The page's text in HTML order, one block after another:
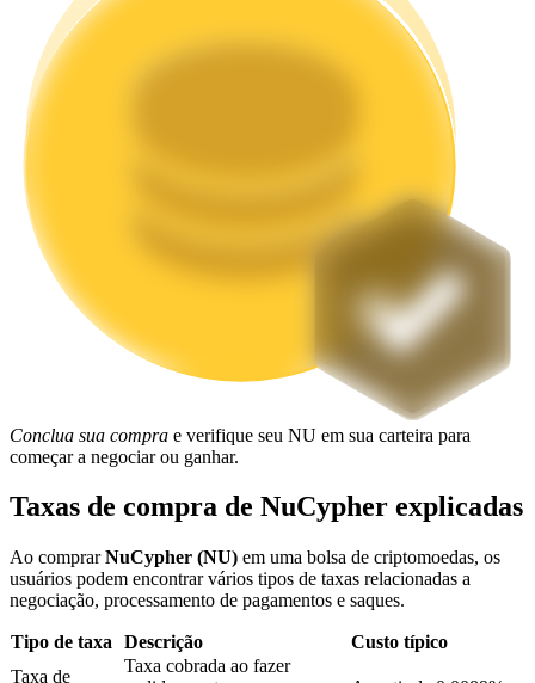
Estacamento
Launchpool
Staking flexível para ganhar tokens populares.
Bloqueios de BTR
Investimentos exclusivos para titulares de BTR
Conclua sua compra e verifique seu NU em sua carteira para
começar a negociar ou ganhar.
Taxas de compra de NuCypher explicadas
Ao comprarNuCypher (NU) em uma bolsa de criptomoedas, os
usuários podem encontrar vários tipos de taxas relacionadas a
negociação, processamento de pagamentos e saques.
Tipo de taxa Descrição
Custo típico
Taxa de
Taxa cobrada ao fazer